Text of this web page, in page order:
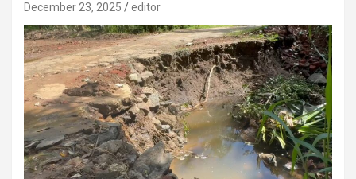
December 23, 2025 editor